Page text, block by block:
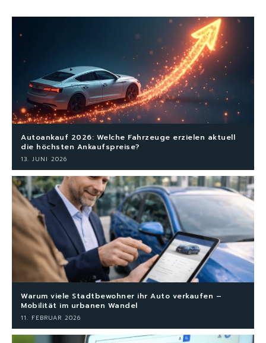
Autoankauf 2026: Welche Fahrzeuge erzielen aktuell
die höchsten Ankaufspreise?
13. JUNI 2026
Warum viele Stadtbewohner ihr Auto verkaufen –
Mobilität im urbanen Wandel
11. FEBRUAR 2026